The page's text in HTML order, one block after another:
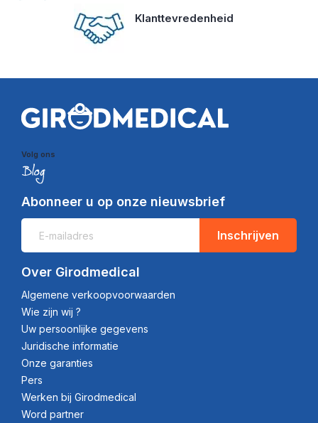
Klanttevredenheid
Volg ons
Abonneer u op onze nieuwsbrief
Inschrijven
Over Girodmedical
Algemene verkoopvoorwaarden
Wie zijn wij ?
Uw persoonlijke gegevens
Juridische informatie
Onze garanties
Pers
Werken bij Girodmedical
Word partner